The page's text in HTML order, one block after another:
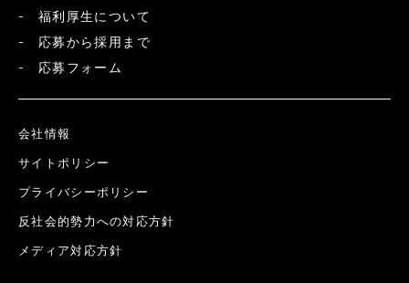
福利厚生について
応募から採用まで
応募フォーム
会社情報
サイトポリシー
プライバシーポリシー
反社会的勢力への対応方針
メディア対応方針